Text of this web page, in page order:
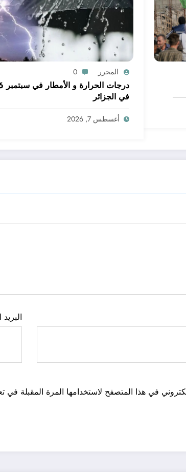
المحرر 0
في الجزائر
أغسطس 7, 2026
في هذا المتصفح لاستخدامها المرة المقبلة في